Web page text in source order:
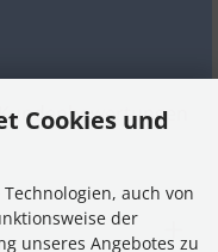
Cookies und
auch von
der
unseres Angebotes zu